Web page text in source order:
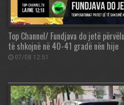
Top Channel/ Fundjava do jetë
të shkojnë në 40-41 gradë nën hije
07/08 12:51